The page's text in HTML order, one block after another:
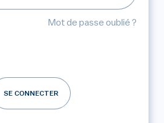
Mot de passe oublié ?
SE CONNECTER